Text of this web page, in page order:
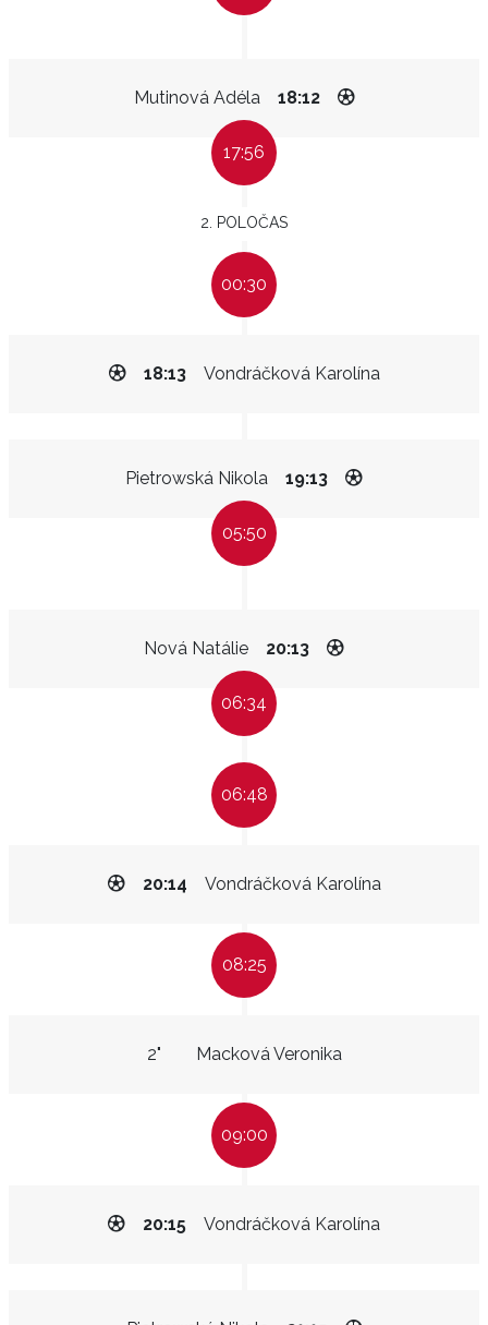
Mutinová Adéla 18:12
17:56
2. POLOČAS
00:30
Vondráčková Karolína
18:13
Pietrowská Nikola 19:13
05:50
Nová Natálie 20:13
06:34
06:48
Vondráčková Karolína
20:14
08:25
Macková Veronika
2"
09:00
Vondráčková Karolína
20:15